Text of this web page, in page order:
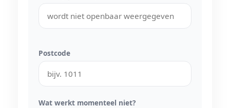
Postcode
Wat werkt momenteel niet?